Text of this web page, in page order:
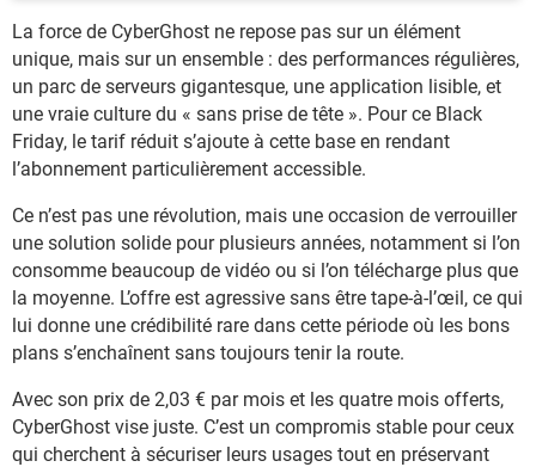
La force de CyberGhost ne repose pas sur un élément
unique, mais sur un ensemble : des performances régulières,
un parc de serveurs gigantesque, une application lisible, et
une vraie culture du « sans prise de tête ». Pour ce Black
Friday, le tarif réduit s’ajoute à cette base en rendant
l’abonnement particulièrement accessible.
Ce n’est pas une révolution, mais une occasion de verrouiller
une solution solide pour plusieurs années, notamment si l’on
consomme beaucoup de vidéo ou si l’on télécharge plus que
la moyenne. L’offre est agressive sans être tape-à-l’œil, ce qui
lui donne une crédibilité rare dans cette période où les bons
plans s’enchaînent sans toujours tenir la route.
Avec son prix de 2,03 € par mois et les quatre mois offerts,
CyberGhost vise juste. C’est un compromis stable pour ceux
qui cherchent à sécuriser leurs usages tout en préservant